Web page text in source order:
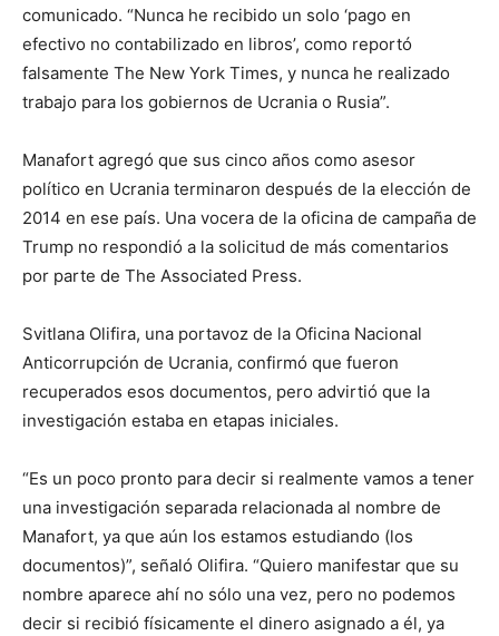
comunicado. “Nunca he recibido un solo ‘pago en
efectivo no contabilizado en libros’, como reportó
falsamente The New York Times, y nunca he realizado
trabajo para los gobiernos de Ucrania o Rusia”.
Manafort agregó que sus cinco años como asesor
político en Ucrania terminaron después de la elección de
2014 en ese país. Una vocera de la oficina de campaña de
Trump no respondió a la solicitud de más comentarios
por parte de The Associated Press.
Svitlana Olifira, una portavoz de la Oficina Nacional
Anticorrupción de Ucrania, confirmó que fueron
recuperados esos documentos, pero advirtió que la
investigación estaba en etapas iniciales.
“Es un poco pronto para decir si realmente vamos a tener
una investigación separada relacionada al nombre de
Manafort, ya que aún los estamos estudiando (los
documentos)”, señaló Olifira. “Quiero manifestar que su
nombre aparece ahí no sólo una vez, pero no podemos
decir si recibió físicamente el dinero asignado a él, ya